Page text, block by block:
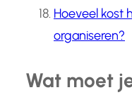
Hoeveel kost
organiseren?
Wat moet